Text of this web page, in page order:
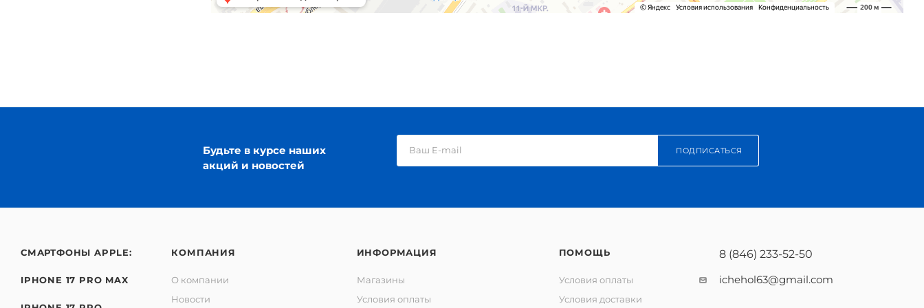
Будьте в курсе наших
акций и новостей
ПОДПИСАТЬСЯ
СМАРТФОНЫ APPLE:
IPHONE 17 PRO MAX
КОМПАНИЯ
О компании
Новости
ИНФОРМАЦИЯ
Магазины
Условия оплаты
ПОМОЩЬ
Условия оплаты
Условия доставки
8 (846) 233-52-50
ichehol63@gmail.com